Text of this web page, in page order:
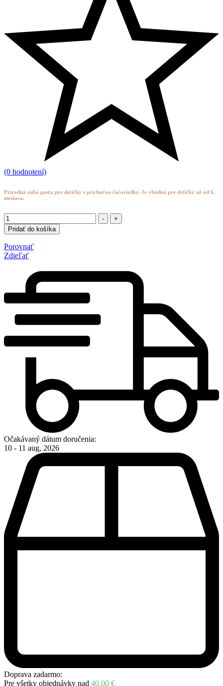
(0 hodnotení)
Prírodná zubá pasta pre detičky s príchuťou čučoriedky. Je vhodná pre detičky už od 6.
mesiaca.
-
+
Pridať do košíka
Porovnať
Zdieľať
Očakávaný dátum doručenia:
10 - 11 aug, 2026
Doprava zadarmo:
Pre všetky objednávky nad 40,00 €